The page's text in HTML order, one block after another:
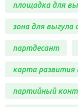
площадка для
зона для выгула
партдесант
карта развития
партийный